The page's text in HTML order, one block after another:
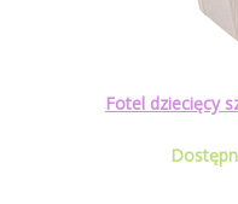
Fotel dziecięcy